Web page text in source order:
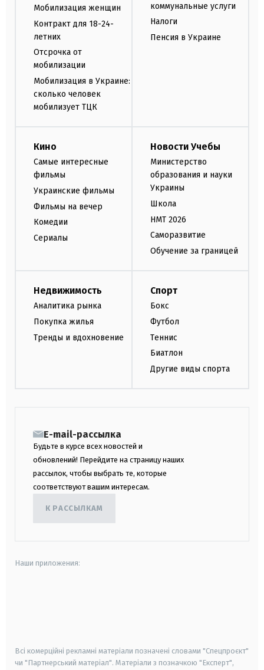
Мобилизация женщин
Контракт для 18-24-
летних
Отсрочка от
мобилизации
Мобилизация в Украине:
сколько человек
мобилизует ТЦК
коммунальные услуги
Налоги
Пенсия в Украине
Кино
Самые интересные
фильмы
Украинские фильмы
Фильмы на вечер
Комедии
Сериалы
Новости Учебы
Министерство
образования и науки
Украины
Школа
НМТ 2026
Саморазвитие
Обучение за границей
Недвижимость
Аналитика рынка
Покупка жилья
Тренды и вдохновение
Спорт
Бокс
Футбол
Теннис
Биатлон
Другие виды спорта
E-mail-рассылка
Будьте в курсе всех новостей и
обновлений! Перейдите на страницу наших
рассылок, чтобы выбрать те, которые
соответствуют вашим интересам.
К РАССЫЛКАМ
Наши приложения:
Всі комерційні рекламні матеріали позначені словами "Спецпроєкт"
чи "Партнерський матеріал". Матеріали з позначкою "Експерт",